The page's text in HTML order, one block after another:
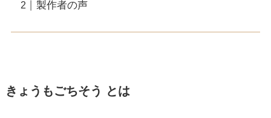
製作者の声
きょうもごちそう とは